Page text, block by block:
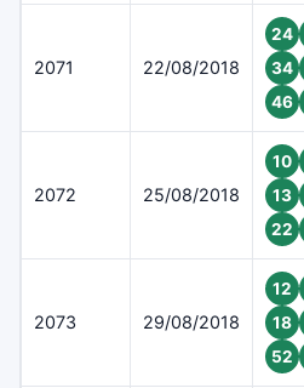
2071 22/08/2018
24
34
46
2072 25/08/2018
10
13
22
2073 29/08/2018
12
18
52